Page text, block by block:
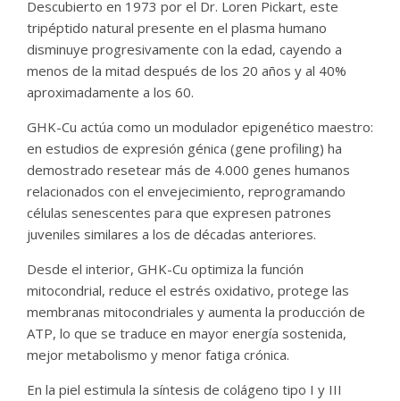
Descubierto en 1973 por el Dr. Loren Pickart, este
tripéptido natural presente en el plasma humano
disminuye progresivamente con la edad, cayendo a
menos de la mitad después de los 20 años y al 40%
aproximadamente a los 60.
GHK-Cu actúa como un modulador epigenético maestro:
en estudios de expresión génica (gene profiling) ha
demostrado resetear más de 4.000 genes humanos
relacionados con el envejecimiento, reprogramando
células senescentes para que expresen patrones
juveniles similares a los de décadas anteriores.
Desde el interior, GHK-Cu optimiza la función
mitocondrial, reduce el estrés oxidativo, protege las
membranas mitocondriales y aumenta la producción de
ATP, lo que se traduce en mayor energía sostenida,
mejor metabolismo y menor fatiga crónica.
En la piel estimula la síntesis de colágeno tipo I y III